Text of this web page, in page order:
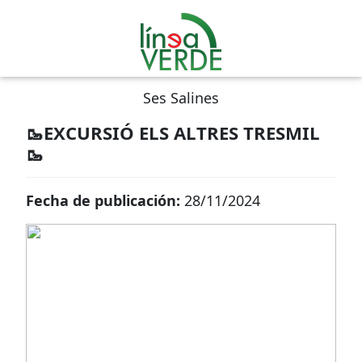
Ses Salines
🥾EXCURSIÓ ELS ALTRES TRESMIL
🥾
Fecha de publicación: 28/11/2024